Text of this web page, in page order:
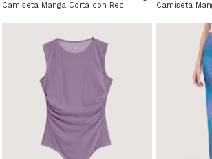
Camiseta Manga Corta con Recogidos